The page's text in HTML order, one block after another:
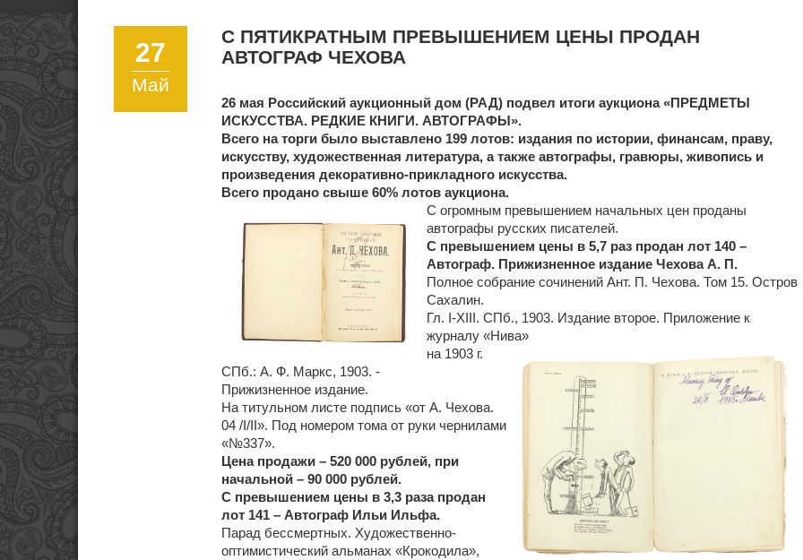
27
Май
С ПЯТИКРАТНЫМ ПРЕВЫШЕНИЕМ ЦЕНЫ ПРОДАН
АВТОГРАФ ЧЕХОВА
26 мая Российский аукционный дом (РАД) подвел итоги аукциона «ПРЕДМЕТЫ
ИСКУССТВА. РЕДКИЕ КНИГИ. АВТОГРАФЫ».
Всего на торги было выставлено 199 лотов: издания по истории, финансам, праву,
искусству, художественная литература, а также автографы, гравюры, живопись и
произведения декоративно-прикладного искусства.
Всего продано свыше 60% лотов аукциона.
С огромным превышением начальных цен проданы
автографы русских писателей.
С превышением цены в 5,7 раз продан лот 140 –
Автограф. Прижизненное издание Чехова А. П.
Полное собрание сочинений Ант. П. Чехова. Том 15. Остров
Сахалин.
Гл. I-XIII. СПб., 1903. Издание второе. Приложение к
журналу «Нива»
на 1903 г.
СПб.: А. Ф. Маркс, 1903. -
Прижизненное издание.
На титульном листе подпись «от А. Чехова.
04 /I/II». Под номером тома от руки чернилами
«№337».
Цена продажи – 520 000 рублей, при
начальной – 90 000 рублей.
С превышением цены в 3,3 раза продан
лот 141 – Автограф Ильи Ильфа.
Парад бессмертных. Художественно-
оптимистический альманах «Крокодила»,